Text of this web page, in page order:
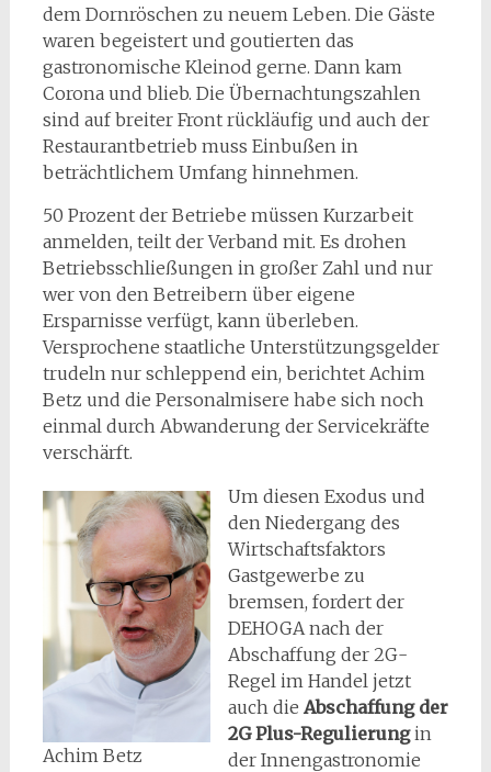
dem Dornröschen zu neuem Leben. Die Gäste
waren begeistert und goutierten das
gastronomische Kleinod gerne. Dann kam
Corona und blieb. Die Übernachtungszahlen
sind auf breiter Front rückläufig und auch der
Restaurantbetrieb muss Einbußen in
beträchtlichem Umfang hinnehmen.
50 Prozent der Betriebe müssen Kurzarbeit
anmelden, teilt der Verband mit. Es drohen
Betriebsschließungen in großer Zahl und nur
wer von den Betreibern über eigene
Ersparnisse verfügt, kann überleben.
Versprochene staatliche Unterstützungsgelder
trudeln nur schleppend ein, berichtet Achim
Betz und die Personalmisere habe sich noch
einmal durch Abwanderung der Servicekräfte
verschärft.
Achim Betz
Um diesen Exodus und
den Niedergang des
Wirtschaftsfaktors
Gastgewerbe zu
bremsen, fordert der
DEHOGA nach der
Abschaffung der 2G-
Regel im Handel jetzt
auch die Abschaffung der
2G Plus-Regulierung in
der Innengastronomie